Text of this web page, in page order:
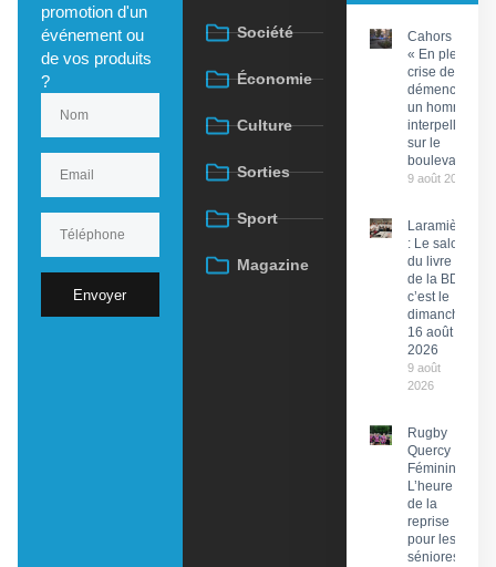
promotion d'un
événement ou
de vos produits
?
Envoyer
Société
Économie
Culture
Sorties
Sport
Magazine
Cahors :
« En pleine
crise de
démence »,
un homme
interpellé
sur le
boulevard
9 août 2026
Laramière
: Le salon
du livre et
de la BD,
c’est le
dimanche
16 août
2026
9 août
2026
Rugby
Quercy
Féminin :
L’heure
de la
reprise
pour les
séniores